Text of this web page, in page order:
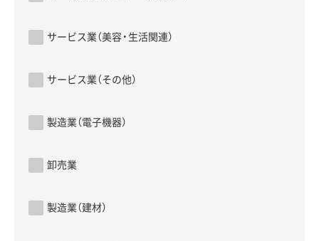
サービス業（美容・生活関連）
サービス業（その他）
製造業（電子機器）
卸売業
製造業（建材）